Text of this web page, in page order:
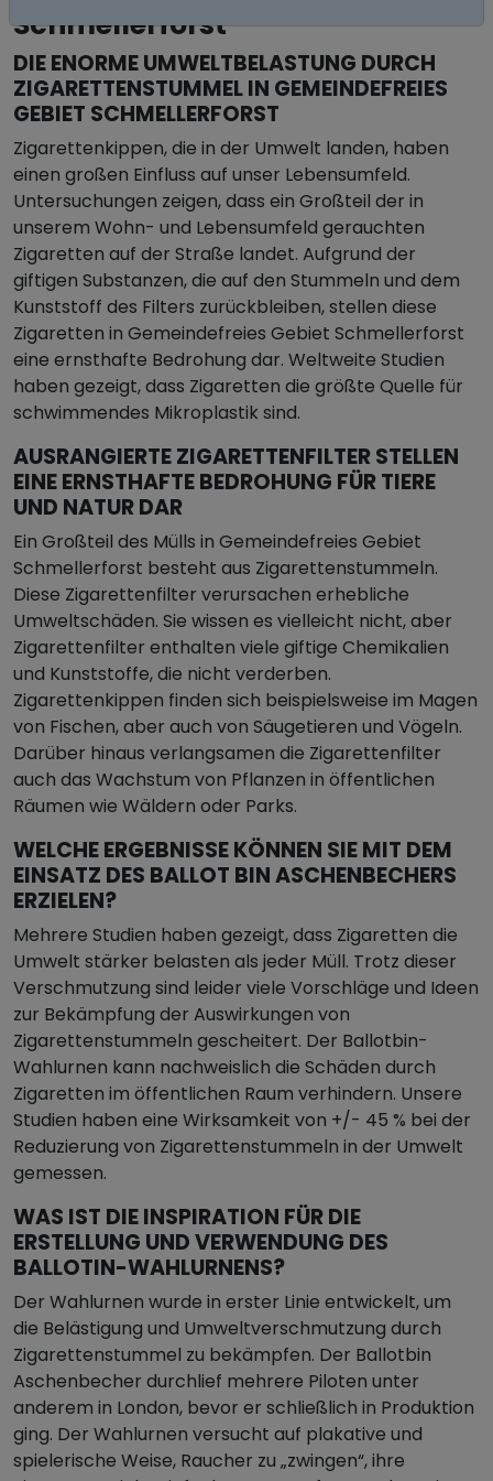
Schmellerforst
DIE ENORME UMWELTBELASTUNG DURCH
ZIGARETTENSTUMMEL IN GEMEINDEFREIES
GEBIET SCHMELLERFORST
Zigarettenkippen, die in der Umwelt landen, haben
einen großen Einfluss auf unser Lebensumfeld.
Untersuchungen zeigen, dass ein Großteil der in
unserem Wohn- und Lebensumfeld gerauchten
Zigaretten auf der Straße landet. Aufgrund der
giftigen Substanzen, die auf den Stummeln und dem
Kunststoff des Filters zurückbleiben, stellen diese
Zigaretten in Gemeindefreies Gebiet Schmellerforst
eine ernsthafte Bedrohung dar. Weltweite Studien
haben gezeigt, dass Zigaretten die größte Quelle für
schwimmendes Mikroplastik sind.
AUSRANGIERTE ZIGARETTENFILTER STELLEN
EINE ERNSTHAFTE BEDROHUNG FÜR TIERE
UND NATUR DAR
Ein Großteil des Mülls in Gemeindefreies Gebiet
Schmellerforst besteht aus Zigarettenstummeln.
Diese Zigarettenfilter verursachen erhebliche
Umweltschäden. Sie wissen es vielleicht nicht, aber
Zigarettenfilter enthalten viele giftige Chemikalien
und Kunststoffe, die nicht verderben.
Zigarettenkippen finden sich beispielsweise im Magen
von Fischen, aber auch von Säugetieren und Vögeln.
Darüber hinaus verlangsamen die Zigarettenfilter
auch das Wachstum von Pflanzen in öffentlichen
Räumen wie Wäldern oder Parks.
WELCHE ERGEBNISSE KÖNNEN SIE MIT DEM
EINSATZ DES BALLOT BIN ASCHENBECHERS
ERZIELEN?
Mehrere Studien haben gezeigt, dass Zigaretten die
Umwelt stärker belasten als jeder Müll. Trotz dieser
Verschmutzung sind leider viele Vorschläge und Ideen
zur Bekämpfung der Auswirkungen von
Zigarettenstummeln gescheitert. Der Ballotbin-
Wahlurnen kann nachweislich die Schäden durch
Zigaretten im öffentlichen Raum verhindern. Unsere
Studien haben eine Wirksamkeit von +/- 45 % bei der
Reduzierung von Zigarettenstummeln in der Umwelt
gemessen.
WAS IST DIE INSPIRATION FÜR DIE
ERSTELLUNG UND VERWENDUNG DES
BALLOTIN-WAHLURNENS?
Der Wahlurnen wurde in erster Linie entwickelt, um
die Belästigung und Umweltverschmutzung durch
Zigarettenstummel zu bekämpfen. Der Ballotbin
Aschenbecher durchlief mehrere Piloten unter
anderem in London, bevor er schließlich in Produktion
ging. Der Wahlurnen versucht auf plakative und
spielerische Weise, Raucher zu „zwingen“, ihre